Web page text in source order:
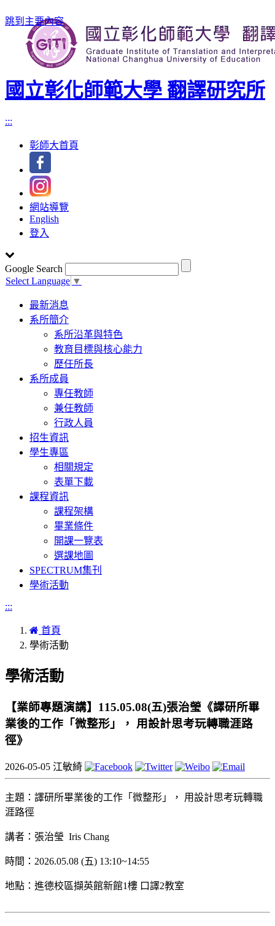
跳到主要內容
國立彰化師範大學 翻譯研究所
:::
彰師大首頁
網站導覽
English
登入
Google Search
Select Language ▼
Toggle
navigation
最新消息
系所簡介
系所沿革與特色
教育目標與核心能力
歷任所長
系所成員
專任教師
兼任教師
行政人員
招生資訊
學生專區
相關規定
表單下載
課程資訊
課程架構
畢業條件
開課一覽表
選課地圖
SPECTRUM集刊
學術活動
:::
首頁
學術活動
學術活動
【業師專題演講】115.05.08(五)張治瑩《譯研所畢
業後的工作「微整形」， 用設計思考玩轉職涯路
徑》
2026-05-05 江敏綺
主題：譯研所畢業後的工作「微整形」， 用設計思考玩轉職
涯路徑
講者：張治瑩 Iris Chang
時間：2026.05.08 (五) 13:10~14:55
地點：進德校區擷英館新館1樓 口譯2教室